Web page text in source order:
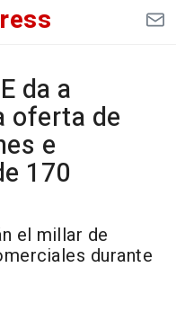
da a
oferta de
e
170
el millar de
durante